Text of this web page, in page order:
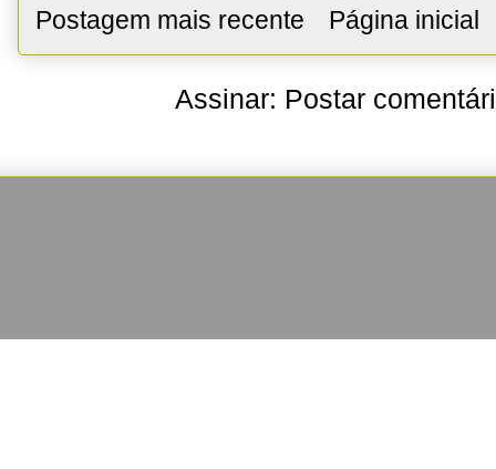
Postagem mais recente Página inicial
Assinar: Postar